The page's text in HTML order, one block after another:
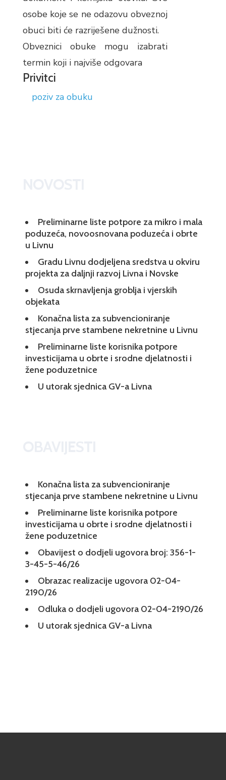
osobe koje se ne odazovu obveznoj
obuci biti će razriješene dužnosti.
Obveznici obuke mogu izabrati
termin koji i najviše odgovara
Privitci
poziv za obuku
Preliminarne liste potpore za mikro i mala
poduzeća, novoosnovana poduzeća i obrte
u Livnu
Gradu Livnu dodjeljena sredstva u okviru
projekta za daljnji razvoj Livna i Novske
Osuda skrnavljenja groblja i vjerskih
objekata
Konačna lista za subvencioniranje
stjecanja prve stambene nekretnine u Livnu
Preliminarne liste korisnika potpore
investicijama u obrte i srodne djelatnosti i
žene poduzetnice
U utorak sjednica GV-a Livna
Konačna lista za subvencioniranje
stjecanja prve stambene nekretnine u Livnu
Preliminarne liste korisnika potpore
investicijama u obrte i srodne djelatnosti i
žene poduzetnice
Obavijest o dodjeli ugovora broj: 356-1-
3-45-5-46/26
Obrazac realizacije ugovora 02-04-
2190/26
Odluka o dodjeli ugovora 02-04-2190/26
U utorak sjednica GV-a Livna